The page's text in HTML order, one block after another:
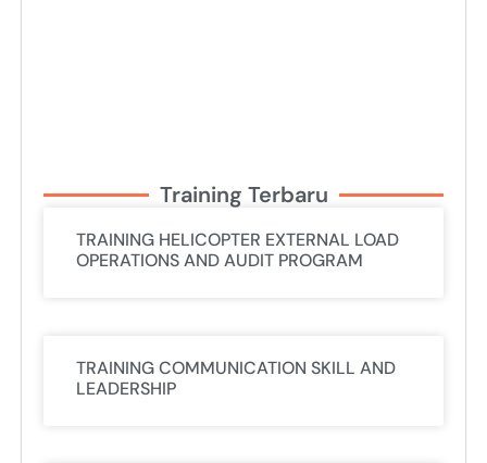
Training Terbaru
TRAINING HELICOPTER EXTERNAL LOAD
OPERATIONS AND AUDIT PROGRAM
TRAINING COMMUNICATION SKILL AND
LEADERSHIP